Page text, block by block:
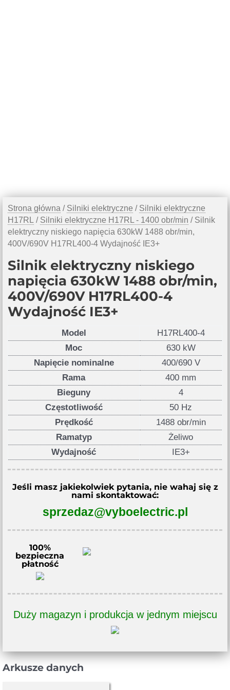
Strona główna / Silniki elektryczne / Silniki elektryczne
H17RL / Silniki elektryczne H17RL - 1400 obr/min / Silnik
elektryczny niskiego napięcia 630kW 1488 obr/min,
400V/690V H17RL400-4 Wydajność IE3+
Silnik elektryczny niskiego
napięcia 630kW 1488 obr/min,
400V/690V H17RL400-4
Wydajność IE3+
Model
H17RL400-4
Moc
630 kW
Napięcie nominalne
400/690 V
Rama
400 mm
Bieguny
4
Częstotliwość
50 Hz
Prędkość
1488 obr/min
Ramatyp
Żeliwo
Wydajność
IE3+
Jeśli masz jakiekolwiek pytania, nie wahaj się z
nami skontaktować:
sprzedaz@vyboelectric.pl
100%
bezpieczna
płatność
Duży magazyn i produkcja w jednym miejscu
Arkusze danych